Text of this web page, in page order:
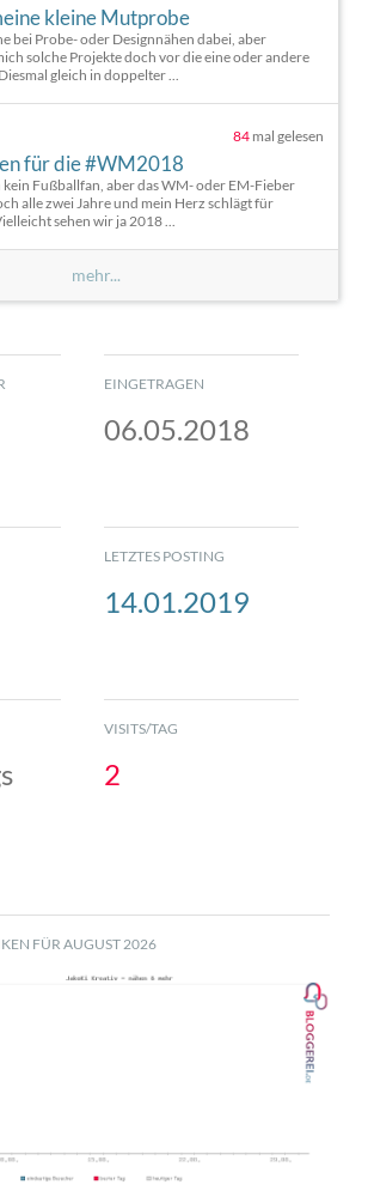
kleine Mutprobe
bei Probe- oder Designnähen dabei, aber
solche Projekte doch vor die eine oder andere
gleich in doppelter ...
84 mal gelesen
für die #WM2018
Fußballfan, aber das WM- oder EM-Fieber
alle zwei Jahre und mein Herz schlägt für
sehen wir ja 2018 ...
mehr...
EINGETRAGEN
06.05.2018
LETZTES POSTING
14.01.2019
VISITS/TAG
2
FÜR AUGUST 2026